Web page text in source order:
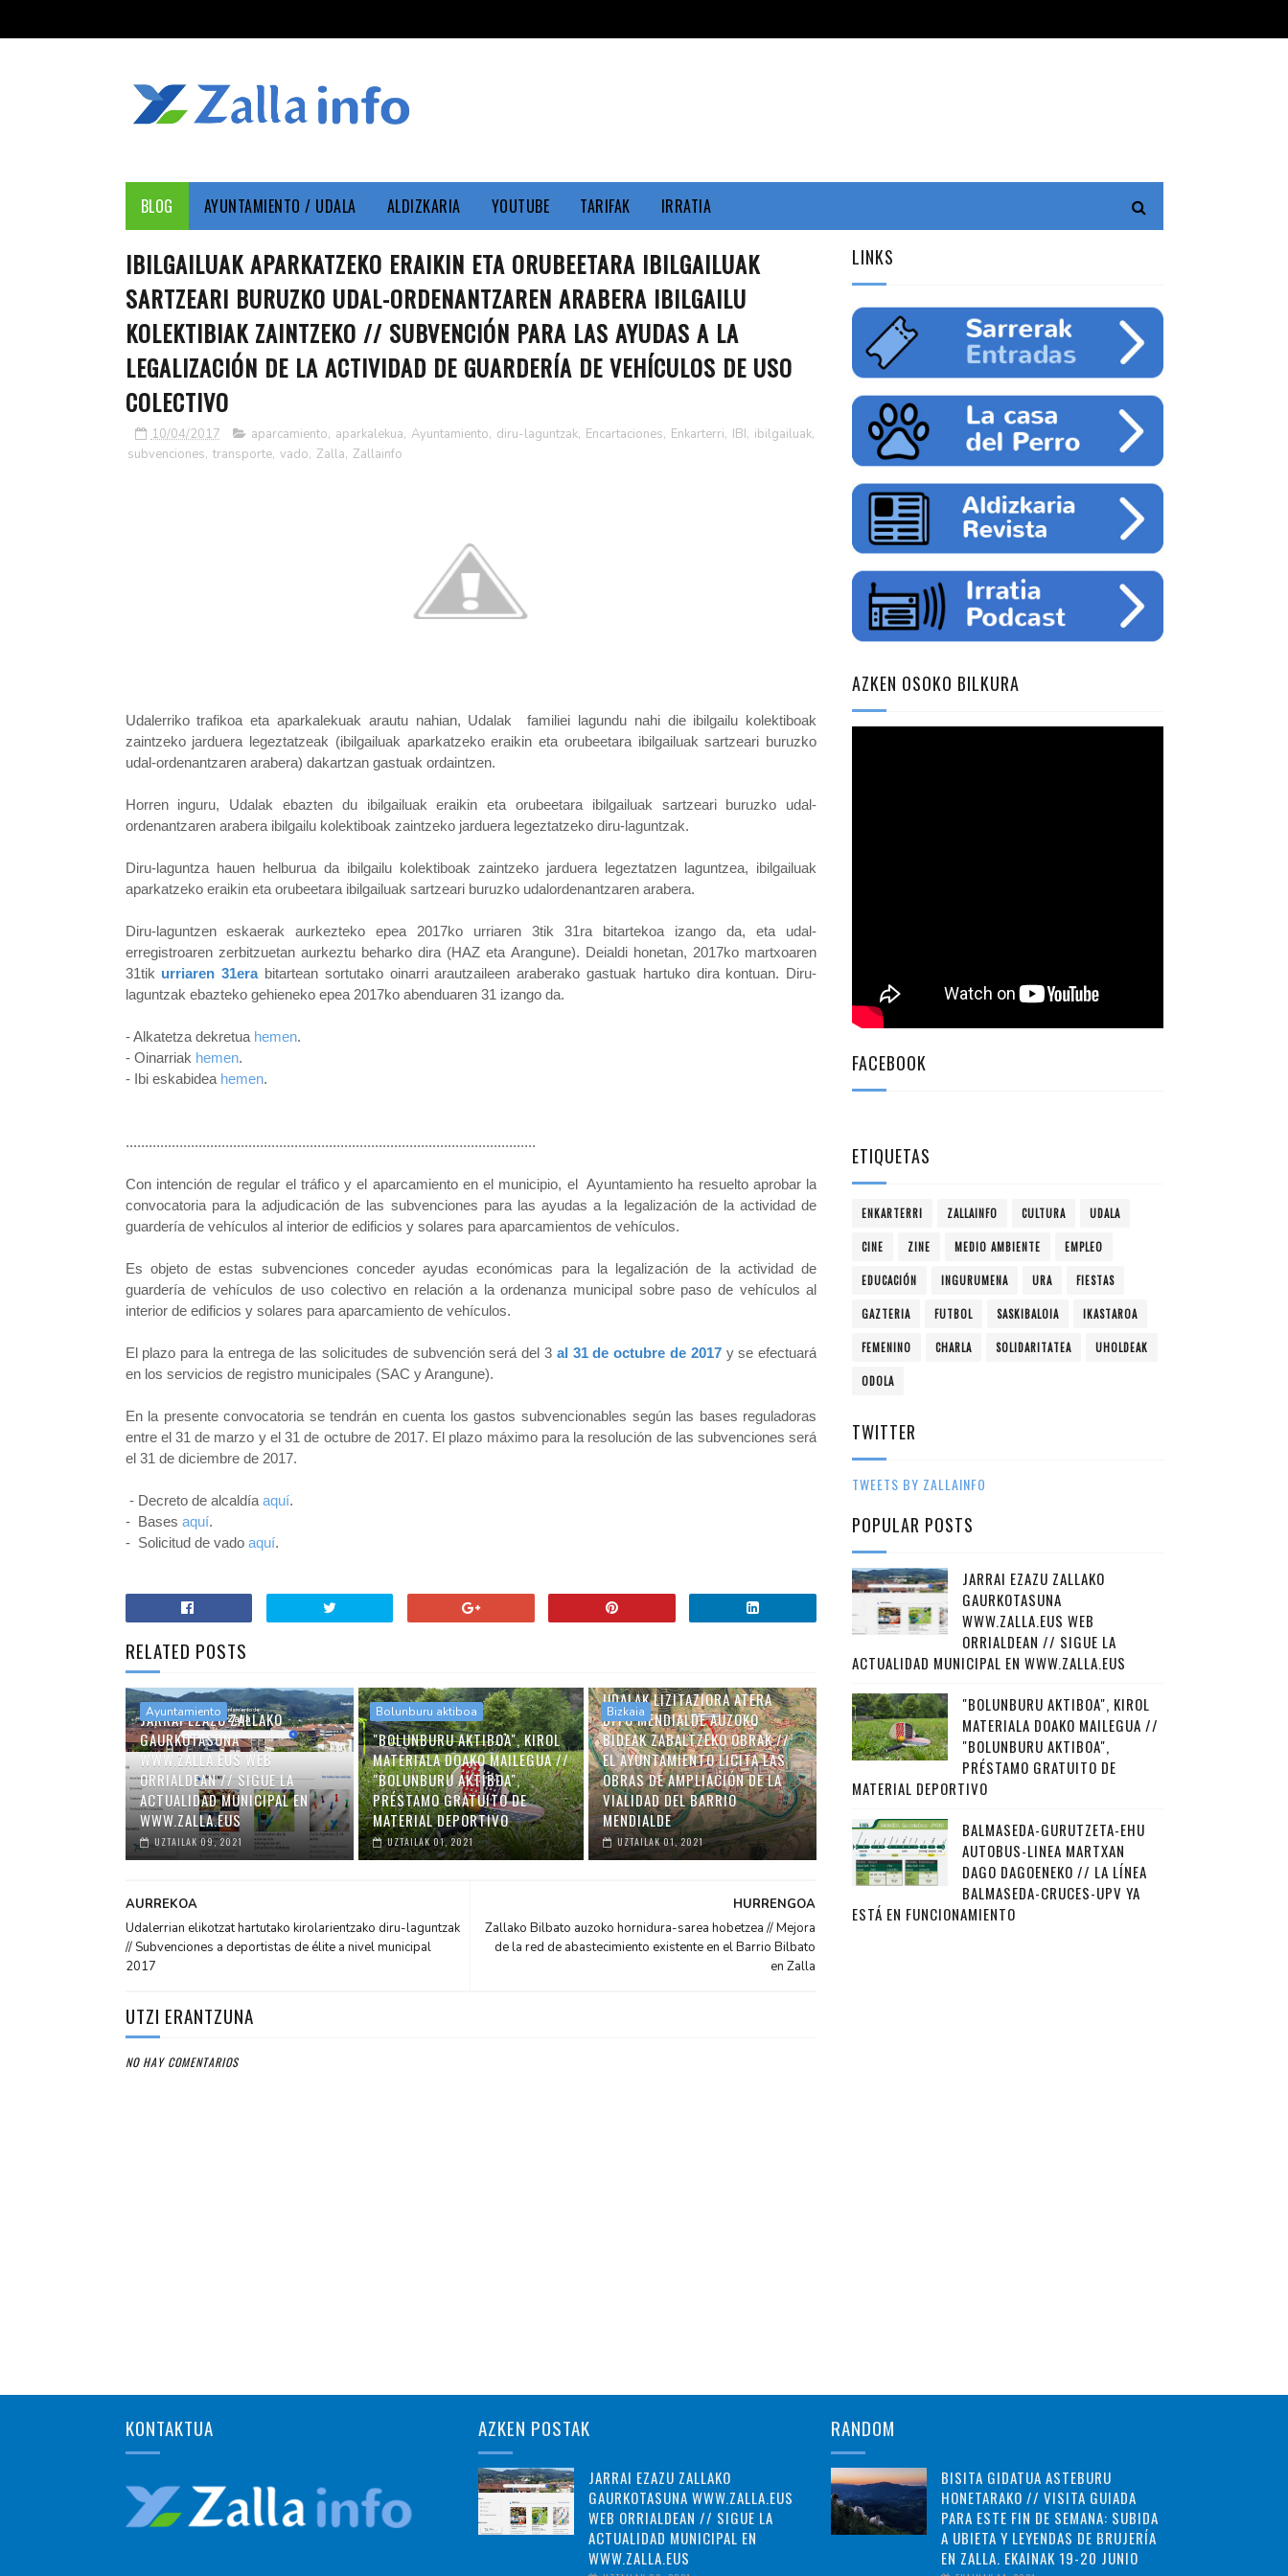
BLOG AYUNTAMIENTO / UDALA ALDIZKARIA YOUTUBE TARIFAK IRRATIA
IBILGAILUAK APARKATZEKO ERAIKIN ETA ORUBEETARA IBILGAILUAK
SARTZEARI BURUZKO UDAL-ORDENANTZAREN ARABERA IBILGAILU
KOLEKTIBIAK ZAINTZEKO // SUBVENCIÓN PARA LAS AYUDAS A LA
LEGALIZACIÓN DE LA ACTIVIDAD DE GUARDERÍA DE VEHÍCULOS DE USO
COLECTIVO
10/04/2017 aparcamiento, aparkalekua, Ayuntamiento, diru-laguntzak, Encartaciones, Enkarterri, IBI, ibilgailuak,
subvenciones, transporte, vado, Zalla, Zallainfo
Udalerriko trafikoa eta aparkalekuak arautu nahian, Udalak familiei lagundu nahi die ibilgailu kolektiboak
zaintzeko jarduera legeztatzeak (ibilgailuak aparkatzeko eraikin eta orubeetara ibilgailuak sartzeari buruzko
udal-ordenantzaren arabera) dakartzan gastuak ordaintzen.
Horren inguru, Udalak ebazten du ibilgailuak eraikin eta orubeetara ibilgailuak sartzeari buruzko udal-
ordenantzaren arabera ibilgailu kolektiboak zaintzeko jarduera legeztatzeko diru-laguntzak.
Diru-laguntza hauen helburua da ibilgailu kolektiboak zaintzeko jarduera legeztatzen laguntzea, ibilgailuak
aparkatzeko eraikin eta orubeetara ibilgailuak sartzeari buruzko udalordenantzaren arabera.
Diru-laguntzen eskaerak aurkezteko epea 2017ko urriaren 3tik 31ra bitartekoa izango da, eta udal-
erregistroaren zerbitzuetan aurkeztu beharko dira (HAZ eta Arangune). Deialdi honetan, 2017ko martxoaren
31tik urriaren 31erabitartean sortutako oinarri arautzaileen araberako gastuak hartuko dira kontuan. Diru-
laguntzak ebazteko gehieneko epea 2017ko abenduaren 31 izango da.
- Alkatetza dekretua hemen.
- Oinarriak hemen.
- Ibi eskabidea hemen.
...........................................................................................................
Con intención de regular el tráfico y el aparcamiento en el municipio, el Ayuntamiento ha resuelto aprobar la
convocatoria para la adjudicación de las subvenciones para las ayudas a la legalización de la actividad de
guardería de vehículos al interior de edificios y solares para aparcamientos de vehículos.
Es objeto de estas subvenciones conceder ayudas económicas para la legalización de la actividad de
guardería de vehículos de uso colectivo en relación a la ordenanza municipal sobre paso de vehículos al
interior de edificios y solares para aparcamiento de vehículos.
El plazo para la entrega de las solicitudes de subvención será del 3 al 31 de octubre de 2017y se efectuará
en los servicios de registro municipales (SAC y Arangune).
En la presente convocatoria se tendrán en cuenta los gastos subvencionables según las bases reguladoras
entre el 31 de marzo y el 31 de octubre de 2017. El plazo máximo para la resolución de las subvenciones será
el 31 de diciembre de 2017.
- Decreto de alcaldía aquí.
- Bases aquí.
- Solicitud de vado aquí.
RELATED POSTS
Ayuntamiento
JARRAI EZAZU ZALLAKO
GAURKOTASUNA
WWW.ZALLA.EUS WEB
ORRIALDEAN // SIGUE LA
ACTUALIDAD MUNICIPAL EN
WWW.ZALLA.EUS
UZTAILAK 09, 2021
Bolunburu aktiboa
"BOLUNBURU AKTIBOA", KIROL
MATERIALA DOAKO MAILEGUA //
"BOLUNBURU AKTIBOA",
PRÉSTAMO GRATUITO DE
MATERIAL DEPORTIVO
UZTAILAK 01, 2021
Bizkaia
UDALAK LIZITAZIORA ATERA
DITU MENDIALDE AUZOKO
BIDEAK ZABALTZEKO OBRAK //
EL AYUNTAMIENTO LICITA LAS
OBRAS DE AMPLIACIÓN DE LA
VIALIDAD DEL BARRIO
MENDIALDE
UZTAILAK 01, 2021
HURRENGOA
Zallako Bilbato auzoko hornidura-sarea hobetzea // Mejora
de la red de abastecimiento existente en el Barrio Bilbato
en Zalla
AURREKOA
Udalerrian elikotzat hartutako kirolarientzako diru-laguntzak
// Subvenciones a deportistas de élite a nivel municipal
2017
UTZI ERANTZUNA
NO HAY COMENTARIOS
LINKS
AZKEN OSOKO BILKURA
FACEBOOK
ETIQUETAS
ENKARTERRI ZALLAINFO CULTURA UDALA
CINE ZINE MEDIO AMBIENTE EMPLEO
EDUCACIÓN INGURUMENA URA FIESTAS
GAZTERIA FUTBOL SASKIBALOIA IKASTAROA
FEMENINO CHARLA SOLIDARITATEA UHOLDEAK
ODOLA
TWITTER
TWEETS BY ZALLAINFO
POPULAR POSTS
JARRAI EZAZU ZALLAKO
GAURKOTASUNA
WWW.ZALLA.EUS WEB
ORRIALDEAN // SIGUE LA
ACTUALIDAD MUNICIPAL EN WWW.ZALLA.EUS
"BOLUNBURU AKTIBOA", KIROL
MATERIALA DOAKO MAILEGUA //
"BOLUNBURU AKTIBOA",
PRÉSTAMO GRATUITO DE
MATERIAL DEPORTIVO
BALMASEDA-GURUTZETA-EHU
AUTOBUS-LINEA MARTXAN
DAGO DAGOENEKO // LA LÍNEA
BALMASEDA-CRUCES-UPV YA
ESTÁ EN FUNCIONAMIENTO
KONTAKTUA AZKEN POSTAK
JARRAI EZAZU ZALLAKO
GAURKOTASUNA WWW.ZALLA.EUS
WEB ORRIALDEAN // SIGUE LA
ACTUALIDAD MUNICIPAL EN
WWW.ZALLA.EUS
RANDOM
BISITA GIDATUA ASTEBURU
HONETARAKO // VISITA GUIADA
PARA ESTE FIN DE SEMANA: SUBIDA
A UBIETA Y LEYENDAS DE BRUJERÍA
EN ZALLA. EKAINAK 19-20 JUNIO